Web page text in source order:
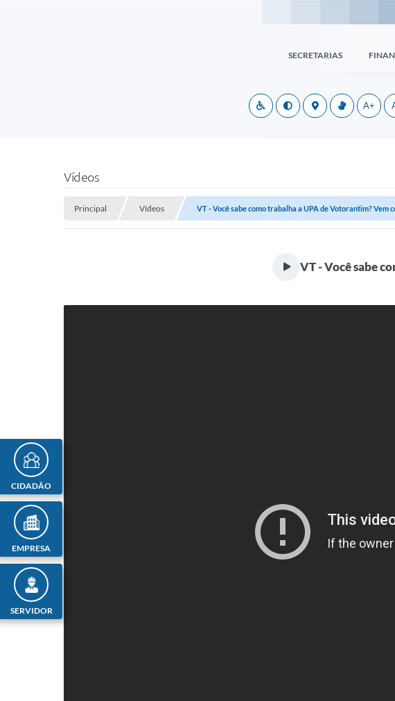
SECRETARIAS
A+
CIDADÃO
EMPRESA
SERVIDOR
Vídeos
Principal Vídeos VT - Você sabe como trabalha a UPA de Votorantim? Vem
VT - Você sabe